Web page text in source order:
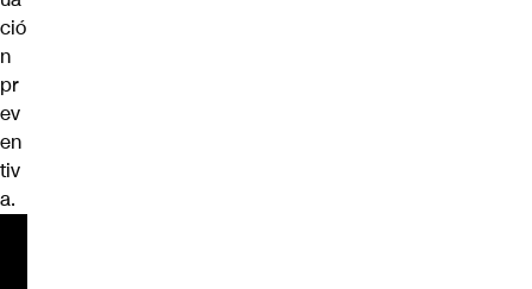
ció
n
pr
ev
en
tiv
a.